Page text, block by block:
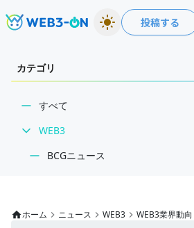
投稿する
カテゴリ
すべて
WEB3
BCGニュース
ホーム ニュース WEB3 WEB3業界動向